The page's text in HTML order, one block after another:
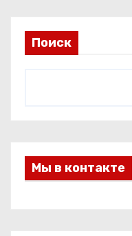
м
Поиск
Мы в контакте